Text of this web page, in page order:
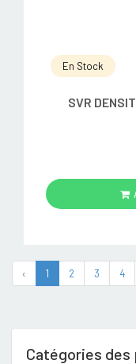
En Stock
SVR
‹ 1 2 3 4
Catégories